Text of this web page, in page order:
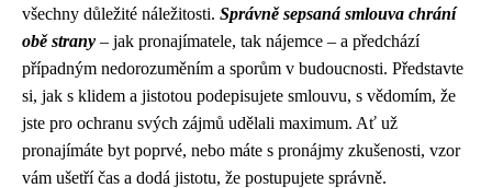
všechny důležité náležitosti. Správně sepsaná smlouva chrání
obě strany – jak pronajímatele, tak nájemce – a předchází
případným nedorozuměním a sporům v budoucnosti. Představte
si, jak s klidem a jistotou podepisujete smlouvu, s vědomím, že
jste pro ochranu svých zájmů udělali maximum. Ať už
pronajímáte byt poprvé, nebo máte s pronájmy zkušenosti, vzor
vám ušetří čas a dodá jistotu, že postupujete správně.